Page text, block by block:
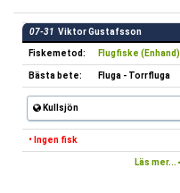
07-31 Viktor Gustafsson
Fiskemetod: Flugfiske (Enhand)
Bästa bete: Fluga - Torrfluga
Kullsjön
• Ingen fisk
Läs mer...